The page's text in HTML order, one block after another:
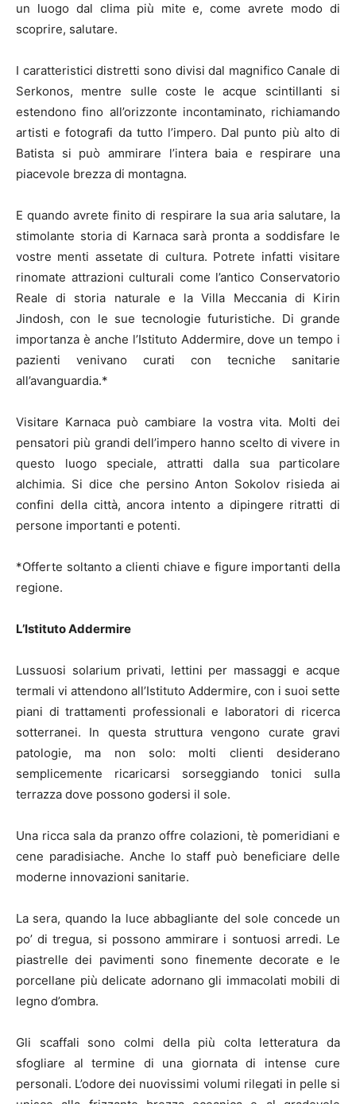
un luogo dal clima più mite e, come avrete modo di
scoprire, salutare.
I caratteristici distretti sono divisi dal magnifico Canale di
Serkonos, mentre sulle coste le acque scintillanti si
estendono fino all’orizzonte incontaminato, richiamando
artisti e fotografi da tutto l’impero. Dal punto più alto di
Batista si può ammirare l’intera baia e respirare una
piacevole brezza di montagna.
E quando avrete finito di respirare la sua aria salutare, la
stimolante storia di Karnaca sarà pronta a soddisfare le
vostre menti assetate di cultura. Potrete infatti visitare
rinomate attrazioni culturali come l’antico Conservatorio
Reale di storia naturale e la Villa Meccania di Kirin
Jindosh, con le sue tecnologie futuristiche. Di grande
importanza è anche l’Istituto Addermire, dove un tempo i
pazienti venivano curati con tecniche sanitarie
all’avanguardia.*
Visitare Karnaca può cambiare la vostra vita. Molti dei
pensatori più grandi dell’impero hanno scelto di vivere in
questo luogo speciale, attratti dalla sua particolare
alchimia. Si dice che persino Anton Sokolov risieda ai
confini della città, ancora intento a dipingere ritratti di
persone importanti e potenti.
*Offerte soltanto a clienti chiave e figure importanti della
regione.
L’Istituto Addermire
Lussuosi solarium privati, lettini per massaggi e acque
termali vi attendono all’Istituto Addermire, con i suoi sette
piani di trattamenti professionali e laboratori di ricerca
sotterranei. In questa struttura vengono curate gravi
patologie, ma non solo: molti clienti desiderano
semplicemente ricaricarsi sorseggiando tonici sulla
terrazza dove possono godersi il sole.
Una ricca sala da pranzo offre colazioni, tè pomeridiani e
cene paradisiache. Anche lo staff può beneficiare delle
moderne innovazioni sanitarie.
La sera, quando la luce abbagliante del sole concede un
po’ di tregua, si possono ammirare i sontuosi arredi. Le
piastrelle dei pavimenti sono finemente decorate e le
porcellane più delicate adornano gli immacolati mobili di
legno d’ombra.
Gli scaffali sono colmi della più colta letteratura da
sfogliare al termine di una giornata di intense cure
personali. L’odore dei nuovissimi volumi rilegati in pelle si